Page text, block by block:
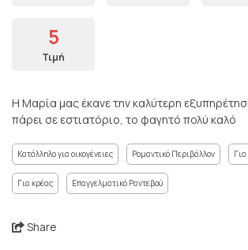
5
Τιμή
Η Μαρία μας έκανε την καλύτερη
πάρει σε εστιατόριο, το φαγητό πολύ καλό
Κατάλληλο για οικογένειες Ρομαντικό Περιβάλλον
Για κρέας Επαγγελματικό Ραντεβού
Share